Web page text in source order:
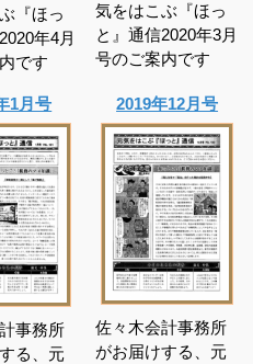
『ほっ
年4月
です
気をはこぶ『ほっ
と』通信2020年3月
号のご案内です
1月号
事務所
る、元
2019年12月号
佐々木会計事務所
がお届けする、元